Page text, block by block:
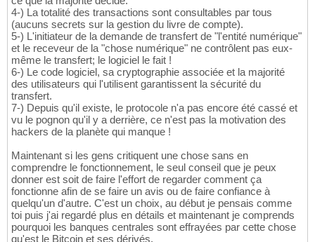
4-) La totalité des transactions sont consultables par tous
(aucuns secrets sur la gestion du livre de compte).
5-) L'initiateur de la demande de transfert de "l'entité numérique"
et le receveur de la "chose numérique" ne contrôlent pas eux-
même le transfert; le logiciel le fait !
6-) Le code logiciel, sa cryptographie associée et la majorité
des utilisateurs qui l'utilisent garantissent la sécurité du
transfert.
7-) Depuis qu'il existe, le protocole n'a pas encore été cassé et
vu le pognon qu'il y a derrière, ce n'est pas la motivation des
hackers de la planète qui manque !
Maintenant si les gens critiquent une chose sans en
comprendre le fonctionnement, le seul conseil que je peux
donner est soit de faire l'effort de regarder comment ça
fonctionne afin de se faire un avis ou de faire confiance à
quelqu'un d'autre. C'est un choix, au début je pensais comme
toi puis j'ai regardé plus en détails et maintenant je comprends
pourquoi les banques centrales sont effrayées par cette chose
qu'est le Bitcoin et ses dérivés.